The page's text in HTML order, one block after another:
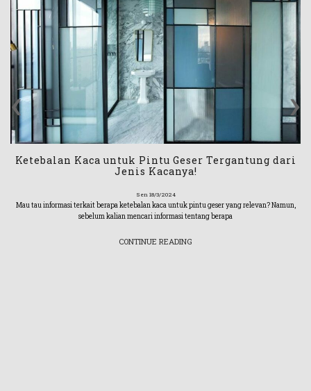
Ketebalan Kaca untuk Pintu Geser Tergantung dari
Jenis Kacanya!
Sen 18/3/2024
Mau tau informasi terkait berapa ketebalan kaca untuk pintu geser yang relevan? Namun,
sebelum kalian mencari informasi tentang berapa
CONTINUE READING
‹ ›